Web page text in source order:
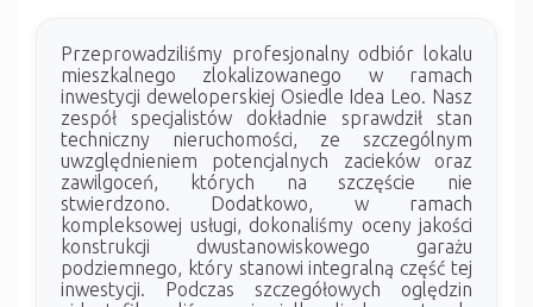
Przeprowadziliśmy profesjonalny odbiór lokalu
mieszkalnego zlokalizowanego w ramach
inwestycji deweloperskiej Osiedle Idea Leo. Nasz
zespół specjalistów dokładnie sprawdził stan
techniczny nieruchomości, ze szczególnym
uwzględnieniem potencjalnych zacieków oraz
zawilgoceń, których na szczęście nie
stwierdzono. Dodatkowo, w ramach
kompleksowej usługi, dokonaliśmy oceny jakości
konstrukcji dwustanowiskowego garażu
podziemnego, który stanowi integralną część tej
inwestycji. Podczas szczegółowych oględzin